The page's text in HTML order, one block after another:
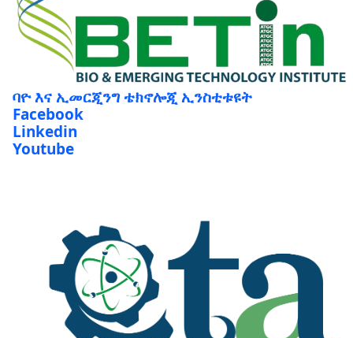
ባዮ እና ኢመርጂንግ ቴክኖሎጂ ኢንስቲቱዩት
Facebook
Linkedin
Youtube